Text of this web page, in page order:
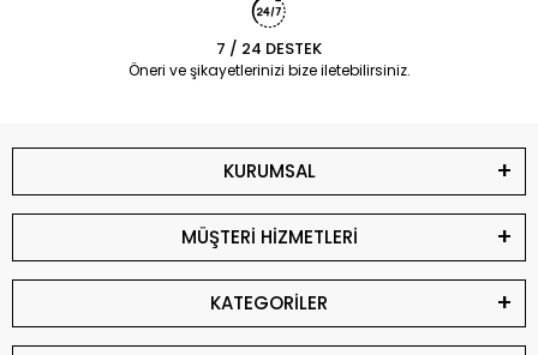
7 / 24 DESTEK
Öneri ve şikayetlerinizi bize iletebilirsiniz.
KURUMSAL
MÜŞTERİ HİZMETLERİ
KATEGORİLER